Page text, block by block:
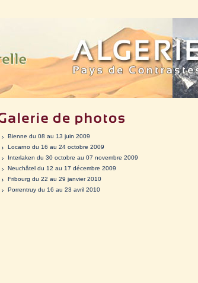
Bienne du 08 au 13 juin 2009
Locarno du 16 au 24 octobre 2009
Interlaken du 30 octobre au 07 novembre 2009
Neuchâtel du 12 au 17 décembre 2009
Fribourg du 22 au 29 janvier 2010
Porrentruy du 16 au 23 avril 2010